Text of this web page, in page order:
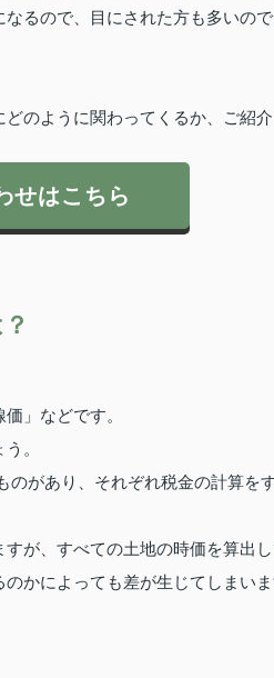
るので、目にされた方も多いの
のように関わってくるか、ご紹介
せはこちら
」などです。
。
があり、それぞれ税金の計算を
が、すべての土地の時価を算出
かによっても差が生じてしまいま